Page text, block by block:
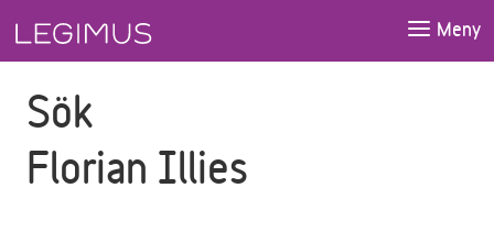
Meny
Sök
Florian Illies